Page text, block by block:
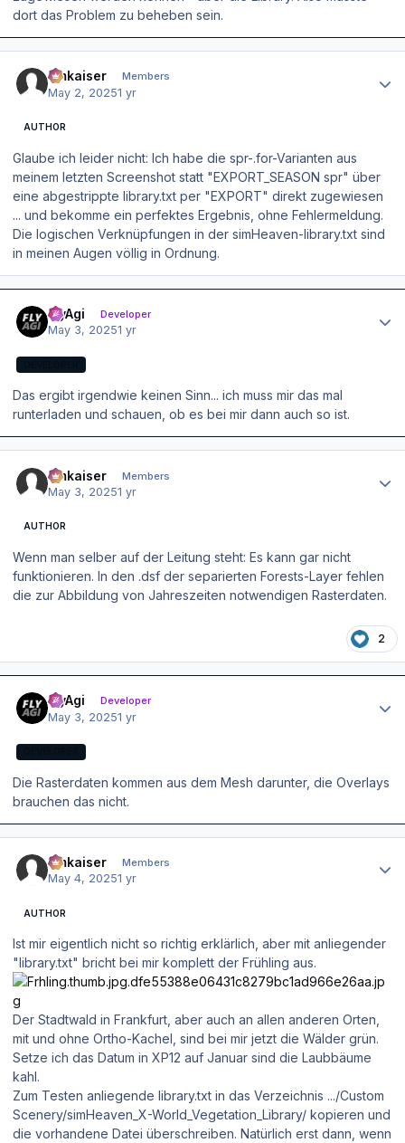
dort das Problem zu beheben sein.
hmkaiser Members
May 2, 20251 yr
AUTHOR
Glaube ich leider nicht: Ich habe die spr-.for-Varianten aus
meinem letzten Screenshot statt "EXPORT_SEASON spr" über
eine abgestrippte library.txt per "EXPORT" direkt zugewiesen
... und bekomme ein perfektes Ergebnis, ohne Fehlermeldung.
Die logischen Verknüpfungen in der simHeaven-library.txt sind
in meinen Augen völlig in Ordnung.
FlyAgi Developer
May 3, 20251 yr
Das ergibt irgendwie keinen Sinn... ich muss mir das mal
runterladen und schauen, ob es bei mir dann auch so ist.
hmkaiser Members
May 3, 20251 yr
AUTHOR
Wenn man selber auf der Leitung steht: Es kann gar nicht
funktionieren. In den .dsf der separierten Forests-Layer fehlen
die zur Abbildung von Jahreszeiten notwendigen Rasterdaten.
2
FlyAgi Developer
May 3, 20251 yr
Die Rasterdaten kommen aus dem Mesh darunter, die Overlays
brauchen das nicht.
hmkaiser Members
May 4, 20251 yr
AUTHOR
Ist mir eigentlich nicht so richtig erklärlich, aber mit anliegender
"library.txt" bricht bei mir komplett der Frühling aus.
Der Stadtwald in Frankfurt, aber auch an allen anderen Orten,
mit und ohne Ortho-Kachel, sind bei mir jetzt die Wälder grün.
Setze ich das Datum in XP12 auf Januar sind die Laubbäume
kahl.
Zum Testen anliegende library.txt in das Verzeichnis .../Custom
Scenery/simHeaven_X-World_Vegetation_Library/ kopieren und
die vorhandene Datei überschreiben. Natürlich erst dann, wenn